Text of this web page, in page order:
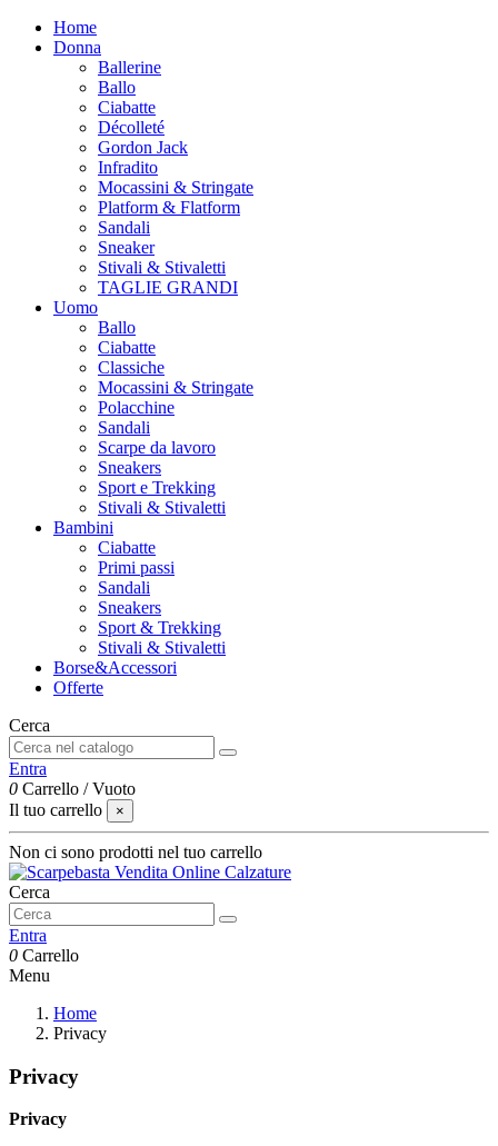
Home
Donna
Ballerine
Ballo
Ciabatte
Décolleté
Gordon Jack
Infradito
Mocassini & Stringate
Platform & Flatform
Sandali
Sneaker
Stivali & Stivaletti
TAGLIE GRANDI
Uomo
Ballo
Ciabatte
Classiche
Mocassini & Stringate
Polacchine
Sandali
Scarpe da lavoro
Sneakers
Sport e Trekking
Stivali & Stivaletti
Bambini
Ciabatte
Primi passi
Sandali
Sneakers
Sport & Trekking
Stivali & Stivaletti
Borse&Accessori
Offerte
Cerca
Entra
0 Carrello /Vuoto
Il tuo carrello
×
Non ci sono prodotti nel tuo carrello
Cerca
Entra
0 Carrello
Menu
Home
Privacy
Privacy
Privacy